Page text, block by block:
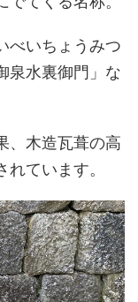
べいちょうみつ
泉水裏御門」な
、木造瓦葺の高
ています。